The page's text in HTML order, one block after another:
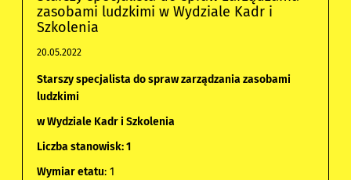
zasobami ludzkimi w Wydziale Kadr i
Szkolenia
20.05.2022
Starszy specjalista do spraw zarządzania zasobami
ludzkimi
w Wydziale Kadr i Szkolenia
Liczba stanowisk: 1
Wymiar etatu: 1